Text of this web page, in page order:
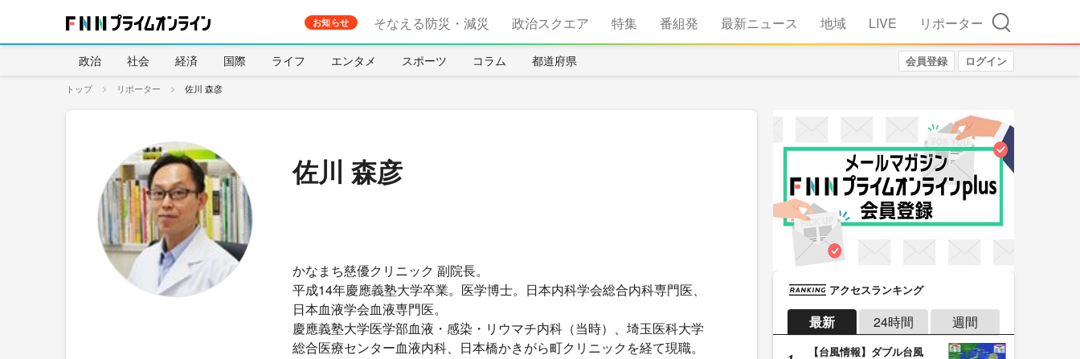
お知らせ そなえる防災・減災 政治スクエア 特集 番組発 最新ニュース 地域 LIVE リポーター 検索
政治 社会 経済 国際 ライフ エンタメ スポーツ コラム 都道府県 会員登録 ログイン
トップ リポーター 佐川 森彦
佐川 森彦
かなまち慈優クリニック 副院長。
平成14年慶應義塾大学卒業。医学博士。日本内科学会総合内科専門医、
日本血液学会血液専門医。
慶應義塾大学医学部血液・感染・リウマチ内科（当時）、埼玉医科大学
総合医療センター血液内科、日本橋かきがら町クリニックを経て現職。
アクセスランキング
最新 24時間 週間
【台風情報】ダブル台風